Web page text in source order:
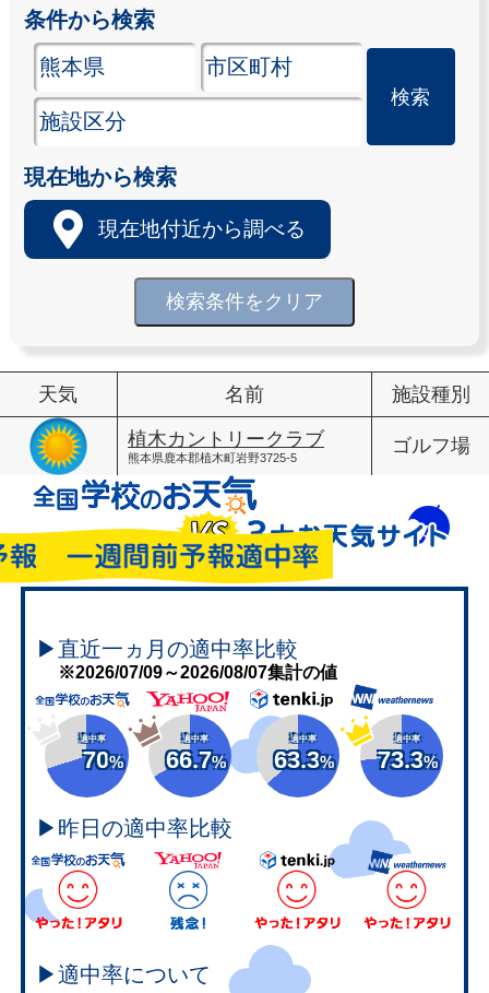
条件から検索
現在地から検索
現在地付近から調べる
検索条件をクリア
天気 名前 施設種別
植木カントリークラブ
熊本県鹿本郡植木町岩野3725-5
ゴルフ場
▶直近一ヵ月の適中率比較
※2026/07/09～2026/08/07集計の値
適中率
70%
適中率
66.7%
適中率
63.3%
適中率
73.3%
▶昨日の適中率比較
▶適中率について